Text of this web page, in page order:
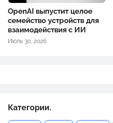
OpenAI выпустит целое
семейство устройств для
взаимодействия с ИИ
Июль 30, 2026
Категории.